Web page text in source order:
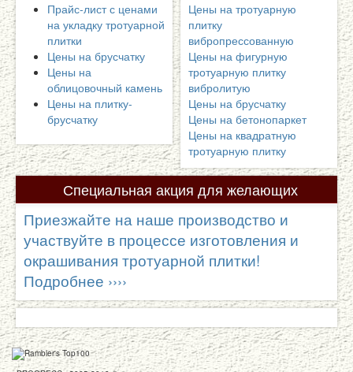
Прайс-лист с ценами
на укладку тротуарной
плитки
Цены на брусчатку
Цены на
облицовочный камень
Цены на плитку-
брусчатку
Цены на тротуарную
плитку
вибропрессованную
Цены на фигурную
тротуарную плитку
вибролитую
Цены на брусчатку
Цены на бетонопаркет
Цены на квадратную
тротуарную плитку
Специальная акция для желающих
поучаствовать в производственном процессе!
Приезжайте на наше производство и
участвуйте в процессе изготовления и
окрашивания тротуарной плитки!
Подробнее ››››